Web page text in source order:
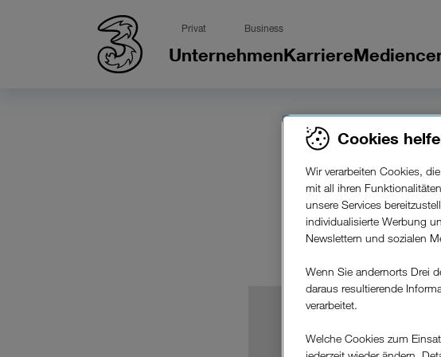
Privat Business
UnternehmenKarriere
Jahres-
Cookies
Wir verarbeiten Cookies,
mit all ihren
unsere Services
individualisierte Werbung
Newslettern und sozialen
Wenn Sie andernorts Drei
daraus resultierende
verarbeitet.
Welche Cookies zum